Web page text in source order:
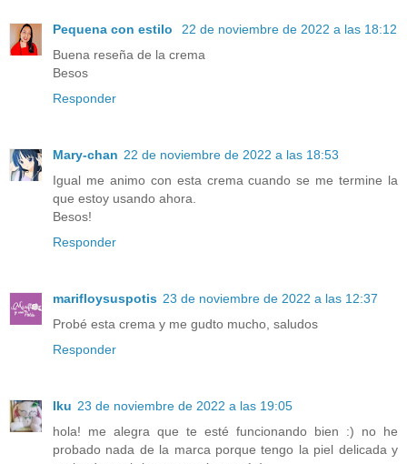
Pequena con estilo
22 de noviembre de 2022 a las 18:12
Buena reseña de la crema
Besos
Responder
Mary-chan 22 de noviembre de 2022 a las 18:53
Igual me animo con esta crema cuando se me termine la
que estoy usando ahora.
Besos!
Responder
marifloysuspotis 23 de noviembre de 2022 a las 12:37
Probé esta crema y me gudto mucho, saludos
Responder
Iku 23 de noviembre de 2022 a las 19:05
hola! me alegra que te esté funcionando bien :) no he
probado nada de la marca porque tengo la piel delicada y